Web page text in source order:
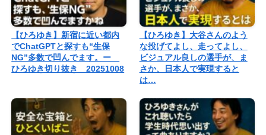
【ひろゆき】新宿に近い都内
でChatGPTと探すも“生保
NG”多数で凹んでます。ー
ひろゆき切り抜き 20251008
【ひろゆき】大谷さんのよう
な投げてよし、走ってよし、
ビジュアル良しの選手が、ま
さか、日本人で実現すると
は…